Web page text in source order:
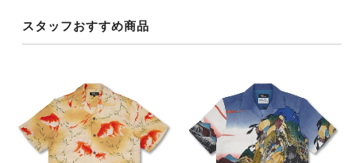
スタッフおすすめ商品